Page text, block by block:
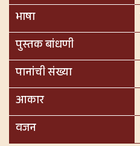
भाषा
पुस्तक बांधणी
पानांची संख्या
आकार
वजन